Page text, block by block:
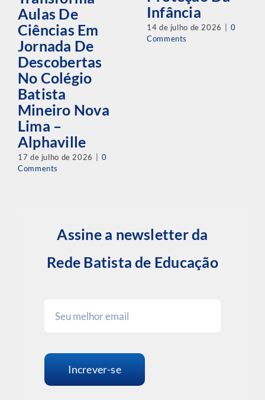
Aulas De
Ciências Em
Jornada De
Descobertas
No Colégio
Batista
Mineiro Nova
Lima –
Alphaville
17 de julho de 2026
0
Comments
Infância
14 de julho de 2026
0
Comments
Assine a newsletter da
Rede Batista de Educação
Increver-se